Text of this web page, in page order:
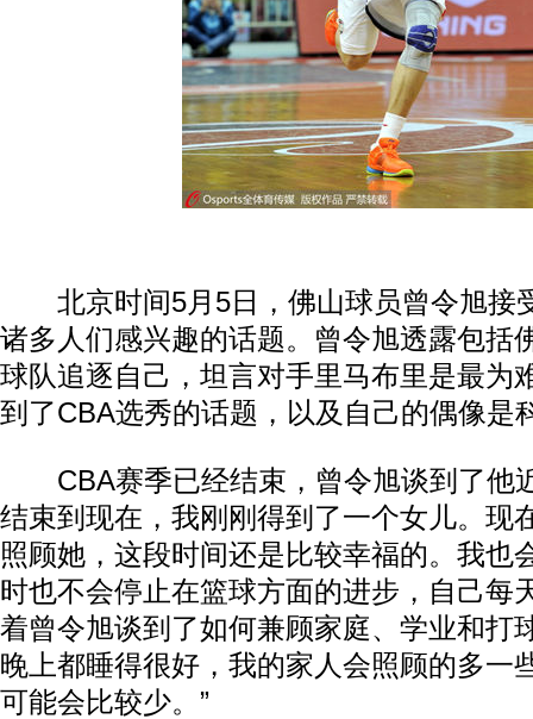
北京时间5月5日，佛山球员曾令旭接
诸多人们感兴趣的话题。曾令旭透露包括
球队追逐自己，坦言对手里马布里是最为
到了CBA选秀的话题，以及自己的偶像是
CBA赛季已经结束，曾令旭谈到了他
结束到现在，我刚刚得到了一个女儿。现
照顾她，这段时间还是比较幸福的。我也
时也不会停止在篮球方面的进步，自己每
着曾令旭谈到了如何兼顾家庭、学业和打
晚上都睡得很好，我的家人会照顾的多一
可能会比较少。”